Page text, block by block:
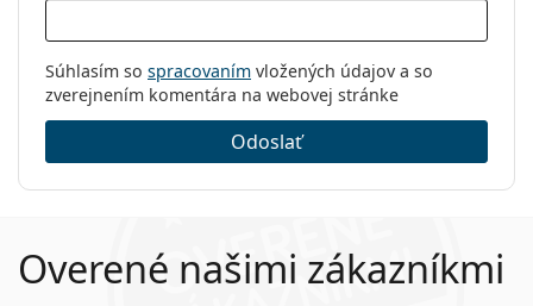
Súhlasím so spracovaním vložených údajov a so
zverejnením komentára na webovej stránke
Odoslať
Overené našimi zákazníkmi